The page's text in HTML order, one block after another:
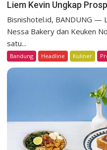
Liem Kevin Ungkap
Bisnishotel.id, BANDUNG —
Nessa Bakery dan Keuken
satu...
Bandung Headline Kuliner